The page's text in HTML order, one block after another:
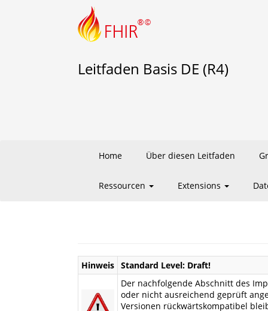
Leitfaden Basis DE (R4)
Home Über diesen Leitfaden
Ressourcen Extensions
Hinweis Standard Level: Draft!
Der nachfolgende Abschnitt des
oder nicht ausreichend geprüft
Versionen rückwärtskompatibel